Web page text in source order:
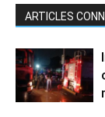
ARTICLES